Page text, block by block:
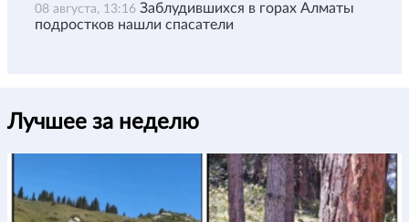
08 августа, 13:16 Заблудившихся в горах Алматы
подростков нашли спасатели
Лучшее за неделю